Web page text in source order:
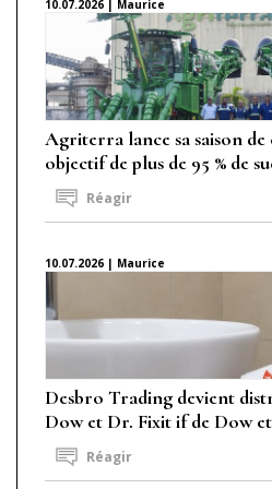
10.07.2026 | Maurice
Agriterra lance sa saison de
objectif de plus de 95 % de
Réagir
10.07.2026 | Maurice
Desbro Trading devient
Dow et Dr. Fixit if de Dow
Réagir